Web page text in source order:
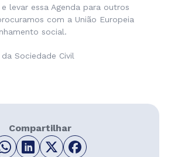
levar essa Agenda para outros
com a União Europeia
social.
Sociedade Civil
Compartilhar